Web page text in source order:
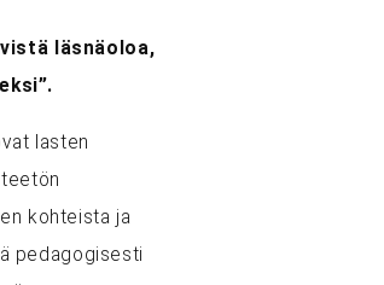
läsnäoloa,
lasten
kohteista ja
pedagogisesti